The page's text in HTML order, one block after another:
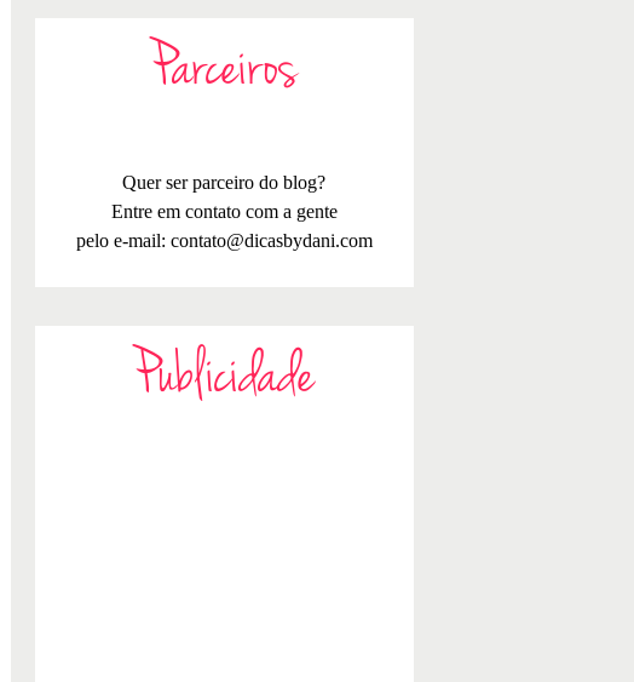
Parceiros
Quer ser parceiro do blog?
Entre em contato com a gente
pelo e-mail: contato@dicasbydani.com
Publicidade